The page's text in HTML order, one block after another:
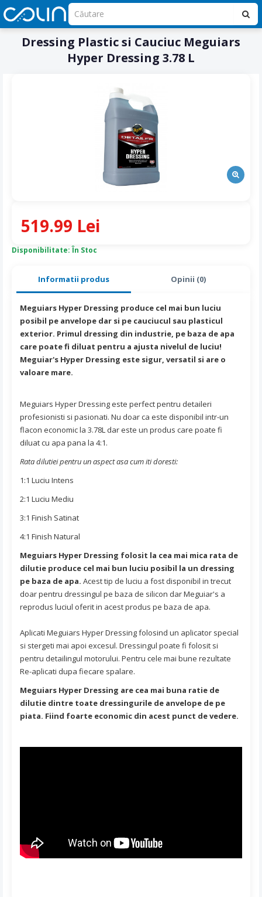
Dressing Plastic si Cauciuc Meguiars
Hyper Dressing 3.78 L
Informatii produs Opinii (0)
Meguiars Hyper Dressing produce cel mai bun luciu
posibil pe anvelope dar si pe cauciucul sau plasticul
exterior. Primul dressing din industrie, pe baza de apa
care poate fi diluat pentru a ajusta nivelul de luciu!
Meguiar's Hyper Dressing este sigur, versatil si are o
valoare mare.
Meguiars Hyper Dressing este perfect pentru detaileri
profesionisti si pasionati. Nu doar ca este disponibil intr-un
flacon economic la 3.78L dar este un produs care poate fi
diluat cu apa pana la 4:1.
Rata dilutiei pentru un aspect asa cum iti doresti:
1:1 Luciu Intens
2:1 Luciu Mediu
3:1 Finish Satinat
4:1 Finish Natural
Meguiars Hyper Dressing folosit la cea mai mica rata de
dilutie produce cel mai bun luciu posibil la un dressing
pe baza de apa. Acest tip de luciu a fost disponibil in trecut
doar pentru dressingul pe baza de silicon dar Meguiar's a
reprodus luciul oferit in acest produs pe baza de apa.
Aplicati Meguiars Hyper Dressing folosind un aplicator special
si stergeti mai apoi excesul. Dressingul poate fi folosit si
pentru detailingul motorului. Pentru cele mai bune rezultate
Re-aplicati dupa fiecare spalare.
Meguiars Hyper Dressing are cea mai buna ratie de
dilutie dintre toate dressingurile de anvelope de pe
piata. Fiind foarte economic din acest punct de vedere.
Disponibilitate: În Stoc
519.99 Lei